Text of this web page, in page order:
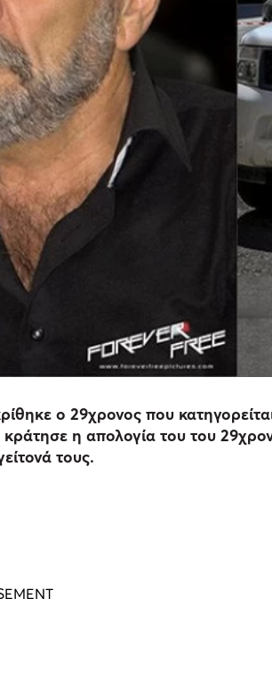
ο 29χρονος που
κράτησε η απολογία του του
τους.